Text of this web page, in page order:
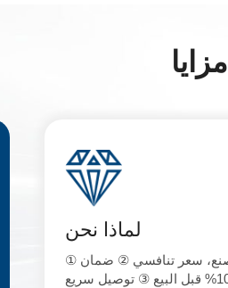
مزايا
لماذا نحن
① بيع مباشر من المصنع، سعر تنافسي ② ضمان
الجودة - اختبار 100% قبل البيع ③ توصيل سريع